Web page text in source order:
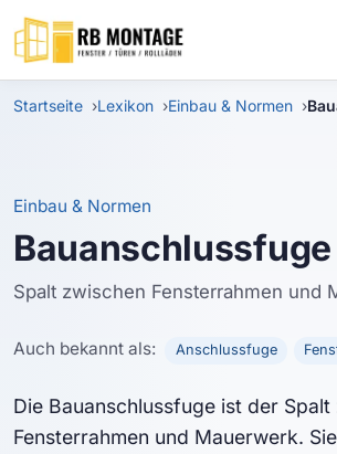
Zum Hauptinhalt springen
Startseite Lexikon Einbau & Normen
Einbau & Normen
Bauanschlussfuge
Spalt zwischen Fensterrahmen und
Auch bekannt als: Anschlussfuge
Die Bauanschlussfuge ist der Spalt
Fensterrahmen und Mauerwerk.